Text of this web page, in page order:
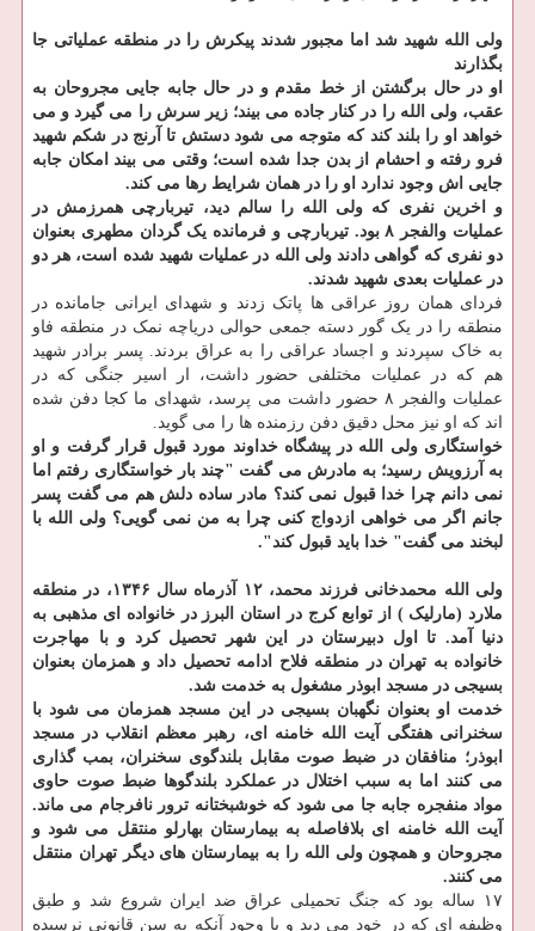
ولی الله شهید شد اما مجبور شدند پیکرش را در منطقه عملیاتی جا
بگذارند
او در حال برگشتن از خط مقدم و در حال جابه جایی مجروحان به
عقب، ولی الله را در کنار جاده می بیند؛ زیر سرش را می گیرد و می
خواهد او را بلند کند که متوجه می شود دستش تا آرنج در شکم شهید
فرو رفته و احشام از بدن جدا شده است؛ وقتی می بیند امکان جابه
جایی اش وجود ندارد او را در همان شرایط رها می کند.
و اخرین نفری که ولی الله را سالم دید، تیربارچی همرزمش در
عملیات والفجر ۸ بود. تیربارچی و فرمانده یک گردان مطهری بعنوان
دو نفری که گواهی دادند ولی الله در عملیات شهید شده است، هر دو
در عملیات بعدی شهید شدند.
فردای همان روز عراقی ها پاتک زدند و شهدای ایرانی جامانده در
منطقه را در یک گور دسته جمعی حوالی دریاچه نمک در منطقه فاو
به خاک سپردند و اجساد عراقی را به عراق بردند. پسر برادر شهید
هم که در عملیات مختلفی حضور داشت، ار اسیر جنگی که در
عملیات والفجر ۸ حضور داشت می پرسد، شهدای ما کجا دفن شده
اند که او نیز محل دقیق دفن رزمنده ها را می گوید.
خواستگاری ولی الله در پیشگاه خداوند مورد قبول قرار گرفت و او
به آرزویش رسید؛ به مادرش می گفت "چند بار خواستگاری رفتم اما
نمی دانم چرا خدا قبول نمی کند؟ مادر ساده دلش هم می گفت پسر
جانم اگر می خواهی ازدواج کنی چرا به من نمی گویی؟ ولی الله با
لبخند می گفت" خدا باید قبول کند".
ولی الله محمدخانی فرزند محمد، ۱۲ آذرماه سال ۱۳۴۶، در منطقه
ملارد (مارلیک ) از توابع کرج در استان البرز در خانواده ای مذهبی به
دنیا آمد. تا اول دبیرستان در این شهر تحصیل کرد و با مهاجرت
خانواده به تهران در منطقه فلاح ادامه تحصیل داد و همزمان بعنوان
بسیجی در مسجد ابوذر مشغول به خدمت شد.
خدمت او بعنوان نگهبان بسیجی در این مسجد همزمان می شود با
سخنرانی هفتگی آیت الله خامنه ای، رهبر معظم انقلاب در مسجد
ابوذر؛ منافقان در ضبط صوت مقابل بلندگوی سخنران، بمب گذاری
می کنند اما به سبب اختلال در عملکرد بلندگوها ضبط صوت حاوی
مواد منفجره جابه جا می شود که خوشبختانه ترور نافرجام می ماند.
آیت الله خامنه ای بلافاصله به بیمارستان بهارلو منتقل می شود و
مجروحان و همچون ولی الله را به بیمارستان های دیگر تهران منتقل
می کنند.
۱۷ ساله بود که جنگ تحمیلی عراق ضد ایران شروع شد و طبق
وظیفه ای که در خود می دید و با وجود آنکه به سن قانونی نرسیده